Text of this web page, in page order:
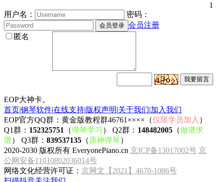
1
用户名：
密码：
会员注册
匿名
EOP大神卡。
首页|钢琴软件|在线支持|版权声明|关于我们|加入我们
EOP官方QQ群：黄金版教程群46761××××（仅限学员加入 ）
Q1群： 152325751 （弹琴学习 ） Q2群： 148482005 （做谱求
谱） Q3群： 839537135 （ 原神弹琴）
2020-2030 版权所有 EveryonePiano.cn 京ICP备13017002号 京
公网安备11010802036014号
网络文化经营许可证： 京网文【2021】4670-1086号